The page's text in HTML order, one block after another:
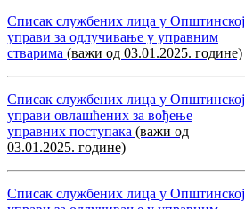
Списак службених лица у Општинској
управи за одлучивање у управним
стварима (важи од 03.01.2025. године)
Списак службених лица у Општинској
управи овлашћених за вођење
управних поступака (важи од
03.01.2025. године)
Списак службених лица у Општинској